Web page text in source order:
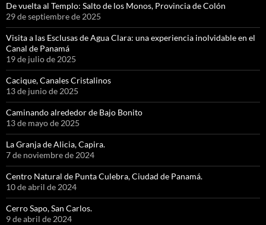
De vuelta al Templo: Salto de los Monos, Provincia de Colón
29 de septiembre de 2025
Visita a las Esclusas de Agua Clara: una experiencia inolvidable en el
Canal de Panamá
19 de julio de 2025
Cacique, Canales Cristalinos
13 de junio de 2025
Caminando alrededor de Bajo Bonito
13 de mayo de 2025
La Granja de Alicia, Capira.
7 de noviembre de 2024
Centro Natural de Punta Culebra, Ciudad de Panamá.
10 de abril de 2024
Cerro Sapo, San Carlos.
9 de abril de 2024